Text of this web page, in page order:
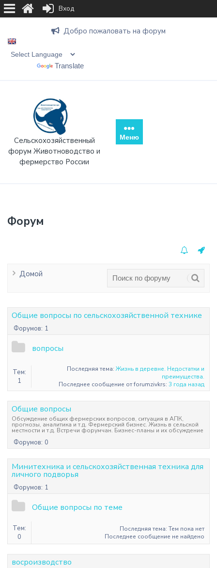
содержимому
Добро пожаловать на форум
Translate
Сельскохозяйственный
форум Животноводство и
фермерство России
Меню
Форум
Домой
Общие вопросы по сельскохозяйственной технике
Форумов: 1
вопросы
Тем:
1
Последняя тема: Жизнь в деревне. Недостатки и
преимущества.
Последнее сообщение от forumzivkrs: 3 года назад
Общие вопросы
Обсуждение общих фермерских вопросов, ситуация в АПК,
прогнозы, аналитика и т.д. Фермерский бизнес. Жизнь в сельской
местности и т.д. Встречи форумчан. Бизнес-планы и их обсуждение
Форумов: 0
Минитехника и сельскохозяйственная техника для
личного подворья
Форумов: 1
Общие вопросы по теме
Тем:
0
Последняя тема: Тем пока нет
Последнее сообщение не найдено
восроизводство
Вход